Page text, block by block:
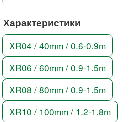
Характеристики
XR04 / 40mm / 0.6-0.9m
XR06 / 60mm / 0.9-1.5m
XR08 / 80mm / 0.9-1.5m
XR10 / 100mm / 1.2-1.8m